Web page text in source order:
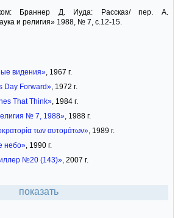
Браннер Д. Иуда: Рассказ/ пер. А.
и религия» 1988, № 7, с.12-15.
видения», 1967 г.
Day Forward», 1972 г.
That Think», 1984 г.
№ 7, 1988», 1988 г.
των αυτομάτων», 1989 г.
небо», 1990 г.
№20 (143)», 2007 г.
показать